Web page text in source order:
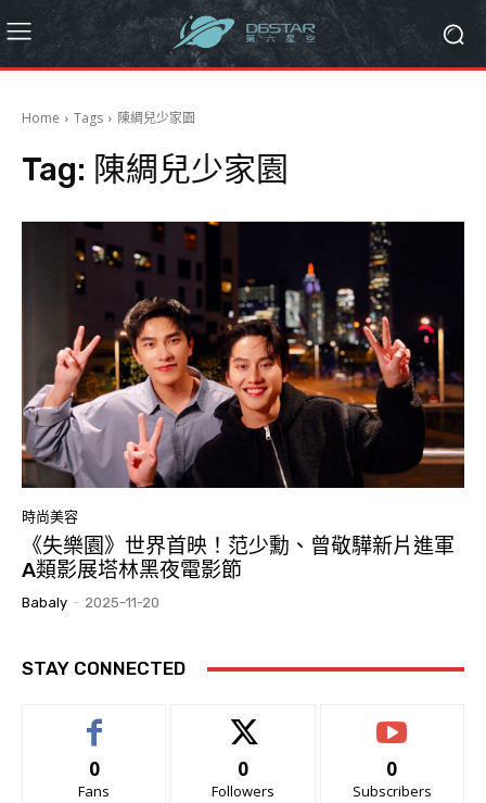
Home Tags 陳綢兒少家園
Tag: 陳綢兒少家園
時尚美容
《失樂園》世界首映！范少勳、曾敬驊新片進軍
A類影展塔林黑夜電影節
Babaly - 2025-11-20
STAY CONNECTED
0
Fans
0
Followers
0
Subscribers